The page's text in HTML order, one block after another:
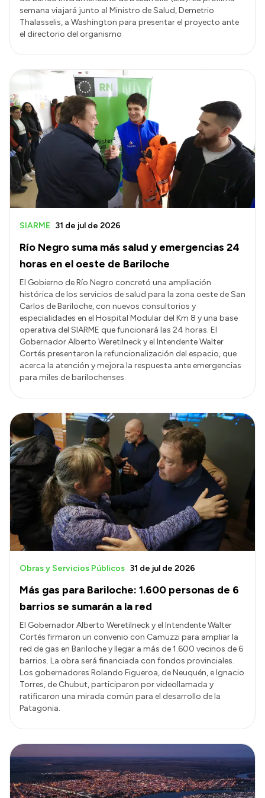
semana viajará junto al Ministro de Salud, Demetrio
Thalasselis, a Washington para presentar el proyecto ante
el directorio del organismo
Río Negro suma más salud y emergencias 24
horas en el oeste de Bariloche
SIARME 31 de jul de 2026
El Gobierno de Río Negro concretó una ampliación
histórica de los servicios de salud para la zona oeste de San
Carlos de Bariloche, con nuevos consultorios y
especialidades en el Hospital Modular del Km 8 y una base
operativa del SIARME que funcionará las 24 horas. El
Gobernador Alberto Weretilneck y el Intendente Walter
Cortés presentaron la refuncionalización del espacio, que
acerca la atención y mejora la respuesta ante emergencias
para miles de barilochenses.
Más gas para Bariloche: 1.600 personas de 6
barrios se sumarán a la red
Obras y Servicios Públicos 31 de jul de 2026
El Gobernador Alberto Weretilneck y el Intendente Walter
Cortés firmaron un convenio con Camuzzi para ampliar la
red de gas en Bariloche y llegar a más de 1.600 vecinos de 6
barrios. La obra será financiada con fondos provinciales.
Los gobernadores Rolando Figueroa, de Neuquén, e Ignacio
Torres, de Chubut, participaron por videollamada y
ratificaron una mirada común para el desarrollo de la
Patagonia.